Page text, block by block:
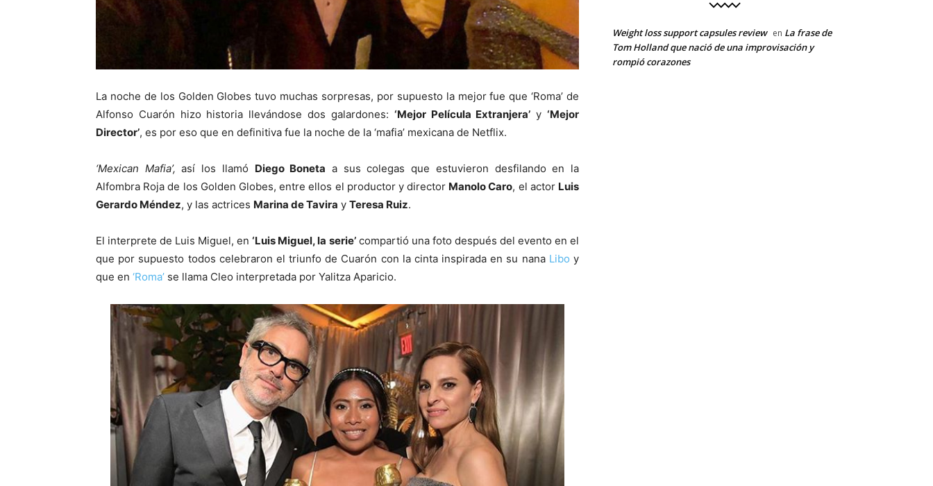
La noche de los Golden Globes tuvo muchas sorpresas, por supuesto la mejor fue que ‘Roma’ de
Alfonso Cuarón hizo historia llevándose dos galardones: ‘Mejor Película Extranjera’ y‘Mejor
Director’, es por eso que en definitiva fue la noche de la ‘mafia’ mexicana de Netflix.
‘Mexican Mafia’, así los llamó Diego Boneta a sus colegas que estuvieron desfilando en la
Alfombra Roja de los Golden Globes, entre ellos el productor y director Manolo Caro, el actor Luis
Gerardo Méndez, y las actrices Marina de Tavira y Teresa Ruiz.
El interprete de Luis Miguel, en‘Luis Miguel, la serie’compartió una foto después del evento en el
que por supuesto todos celebraron el triunfo de Cuarón con la cinta inspirada en su nana Libo y
que en ‘Roma’ se llama Cleo interpretada por Yalitza Aparicio.
Weight loss support capsules review en La frase de
Tom Holland que nació de una improvisación y
rompió corazones